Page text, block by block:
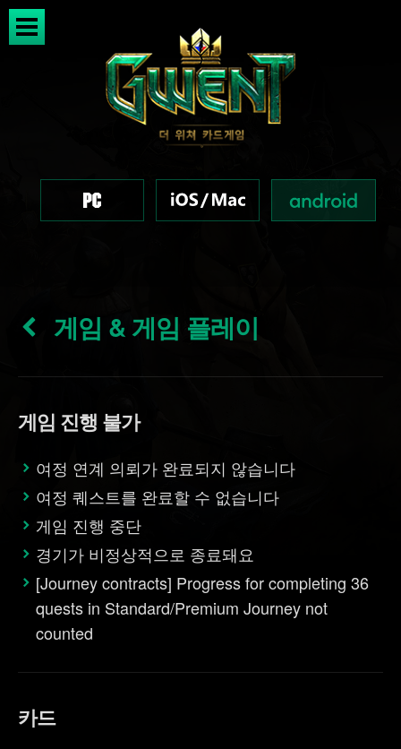
게임 & 게임 플레이
게임 진행 불가
여정 연계 의뢰가 완료되지 않습니다
여정 퀘스트를 완료할 수 없습니다
게임 진행 중단
경기가 비정상적으로 종료돼요
[Journey contracts] Progress for completing 36
quests in Standard/Premium Journey not
counted
카드